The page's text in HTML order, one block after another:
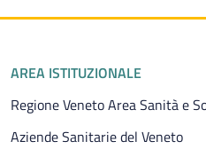
Piè di pagina
AREA ISTITUZIONALE
Regione Veneto Area Sanità e
Aziende Sanitarie del Veneto